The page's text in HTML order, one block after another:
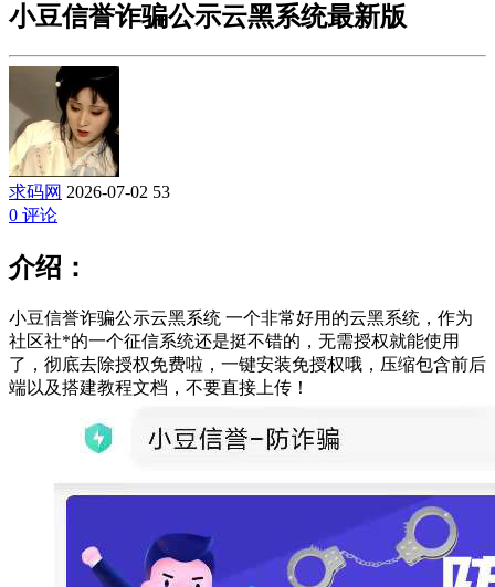
小豆信誉诈骗公示云黑系统最新版
求码网 2026-07-02 53
0 评论
介绍：
小豆信誉诈骗公示云黑系统 一个非常好用的云黑系统，作为
社区社*的一个征信系统还是挺不错的，无需授权就能使用
了，彻底去除授权免费啦，一键安装免授权哦，压缩包含前后
端以及搭建教程文档，不要直接上传！